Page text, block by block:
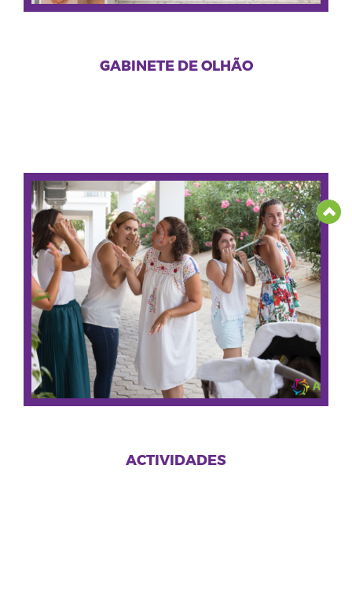
GABINETE DE OLHÃO
ACTIVIDADES